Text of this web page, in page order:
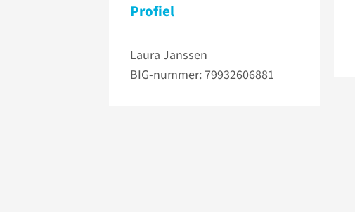
Profiel
Laura Janssen
BIG-nummer: 79932606881